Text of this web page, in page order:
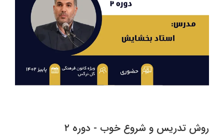
روش تدریس و شروع خوب - دوره ۲